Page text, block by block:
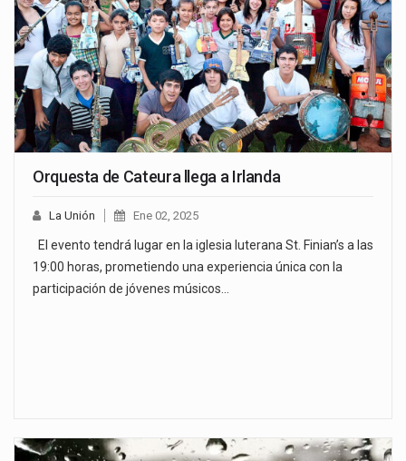
Orquesta de Cateura llega a Irlanda
La Unión Ene 02, 2025
El evento tendrá lugar en la iglesia luterana St. Finian’s a las
19:00 horas, prometiendo una experiencia única con la
participación de jóvenes músicos…